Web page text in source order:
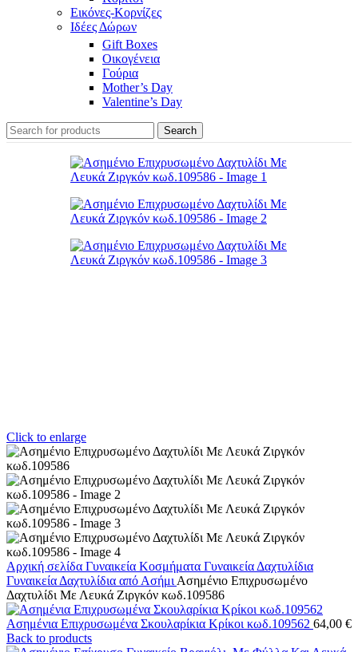
Εικόνες-Κορνίζες
Ιδέες Δώρων
Gift Boxes
Οικογένεια
Γούρια
Mother’s Day
Valentine’s Day
Search
Click to enlarge
Αρχική σελίδα Γυναικεία Κοσμήματα Γυναικεία Δαχτυλίδια
Γυναικεία Δαχτυλίδια από Ασήμι Ασημένιο Επιχρυσωμένο
Δαχτυλίδι Με Λευκά Ζιργκόν κωδ.109586
Ασημένια Επιχρυσωμένα Σκουλαρίκια Κρίκοι κωδ.109562 64,00 €
Back to products